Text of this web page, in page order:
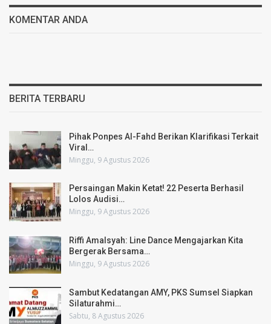
KOMENTAR ANDA
BERITA TERBARU
Pihak Ponpes Al-Fahd Berikan Klarifikasi Terkait
Viral…
Minggu, 9 Agustus 2026
Persaingan Makin Ketat! 22 Peserta Berhasil
Lolos Audisi…
Minggu, 9 Agustus 2026
Riffi Amalsyah: Line Dance Mengajarkan Kita
Bergerak Bersama…
Minggu, 9 Agustus 2026
Sambut Kedatangan AMY, PKS Sumsel Siapkan
Silaturahmi…
Sabtu, 8 Agustus 2026